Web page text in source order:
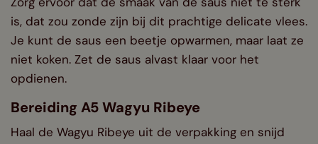
is, dat zou zonde zijn bij dit prachtige delicate vlees.
Je kunt de saus een beetje opwarmen, maar laat ze
niet koken. Zet de saus alvast klaar voor het
opdienen.
Bereiding A5 Wagyu Ribeye
Haal de Wagyu Ribeye uit de verpakking en snijd